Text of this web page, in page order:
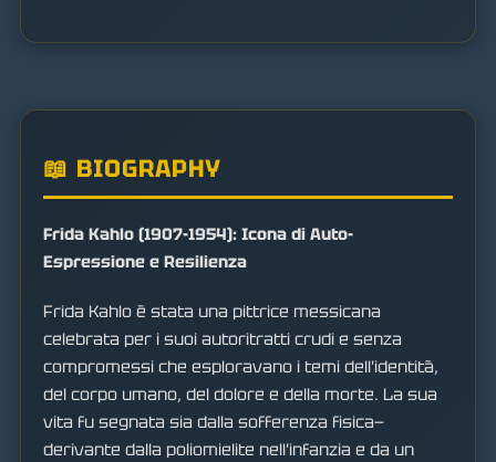
📖 BIOGRAPHY
Frida Kahlo (1907-1954): Icona di Auto-
Espressione e Resilienza
Frida Kahlo è stata una pittrice messicana
celebrata per i suoi autoritratti crudi e senza
compromessi che esploravano i temi dell'identità,
del corpo umano, del dolore e della morte. La sua
vita fu segnata sia dalla sofferenza fisica—
derivante dalla poliomielite nell'infanzia e da un